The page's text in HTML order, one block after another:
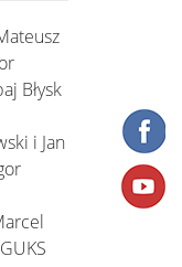
Błysk
i Jan